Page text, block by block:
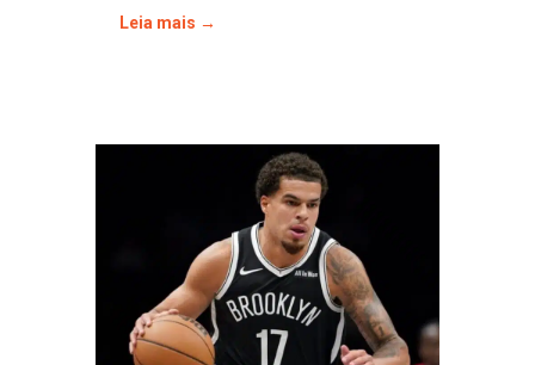
Leia mais →